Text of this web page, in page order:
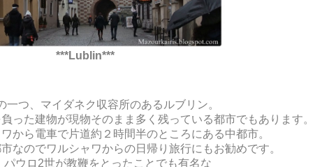
***Lublin***
一つ、マイダネク収容所のあるルブリン。
った建物が現物そのまま多く残っている都市でもあります。
から電車で片道約２時間半のところにある中都市。
なのでワルシャワからの日帰り旅行にもお勧めです。
パウロ2世が教鞭をとったことでも有名な